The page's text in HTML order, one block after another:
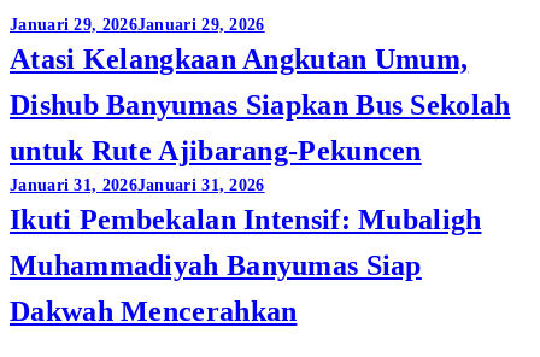
Januari 29, 2026Januari 29, 2026
Atasi Kelangkaan Angkutan Umum,
Dishub Banyumas Siapkan Bus Sekolah
untuk Rute Ajibarang-Pekuncen
Januari 31, 2026Januari 31, 2026
Ikuti Pembekalan Intensif: Mubaligh
Muhammadiyah Banyumas Siap
Dakwah Mencerahkan